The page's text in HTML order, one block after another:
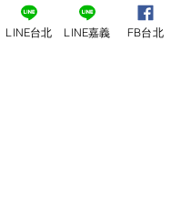
LINE台北 LINE嘉義 FB台北